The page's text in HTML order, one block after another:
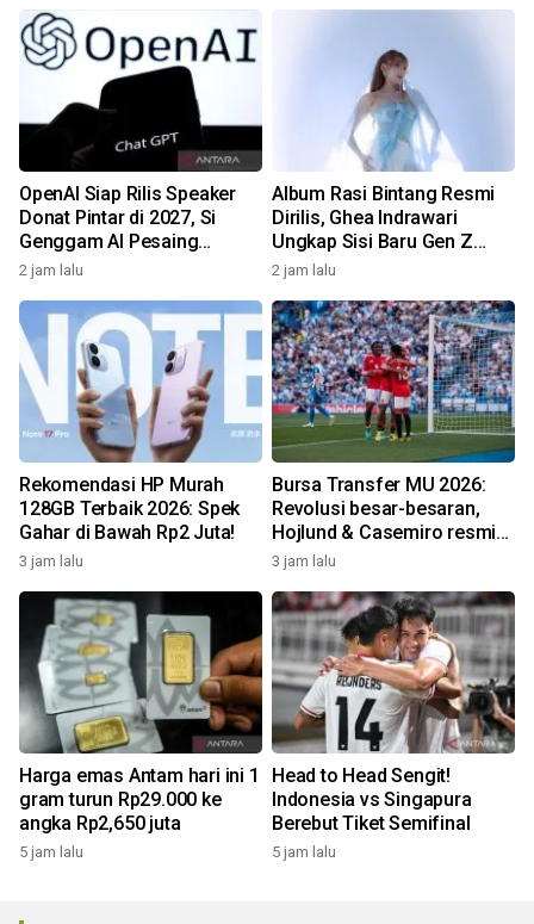
OpenAI Siap Rilis Speaker
Donat Pintar di 2027, Si
Genggam AI Pesaing
Google & Amazon!
2 jam lalu
Album Rasi Bintang Resmi
Dirilis, Ghea Indrawari
Ungkap Sisi Baru Gen Z
Lewat 9 Lagu!
2 jam lalu
Rekomendasi HP Murah
128GB Terbaik 2026: Spek
Gahar di Bawah Rp2 Juta!
3 jam lalu
Bursa Transfer MU 2026:
Revolusi besar-besaran,
Hojlund & Casemiro resmi
didepak!
3 jam lalu
Harga emas Antam hari ini 1
gram turun Rp29.000 ke
angka Rp2,650 juta
5 jam lalu
Head to Head Sengit!
Indonesia vs Singapura
Berebut Tiket Semifinal
5 jam lalu